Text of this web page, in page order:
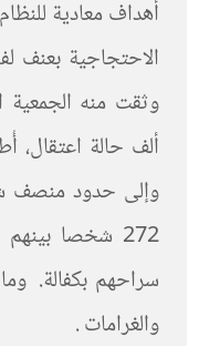
أهداف معادية
الاحتجاجية بعنف
وثقت منه الجمعية
ألف حالة اعتقال،
وإلى حدود منصف
سراحهم بكفالة.
والغرامات .